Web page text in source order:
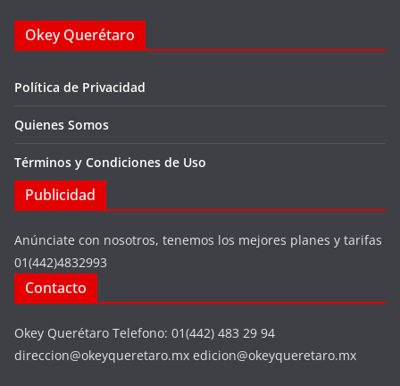
Okey Querétaro
Política de Privacidad
Quienes Somos
Términos y Condiciones de Uso
Publicidad
Anúnciate con nosotros, tenemos los mejores planes y tarifas
01(442)4832993
Contacto
Okey Querétaro Telefono: 01(442) 483 29 94
direccion@okeyqueretaro.mx edicion@okeyqueretaro.mx